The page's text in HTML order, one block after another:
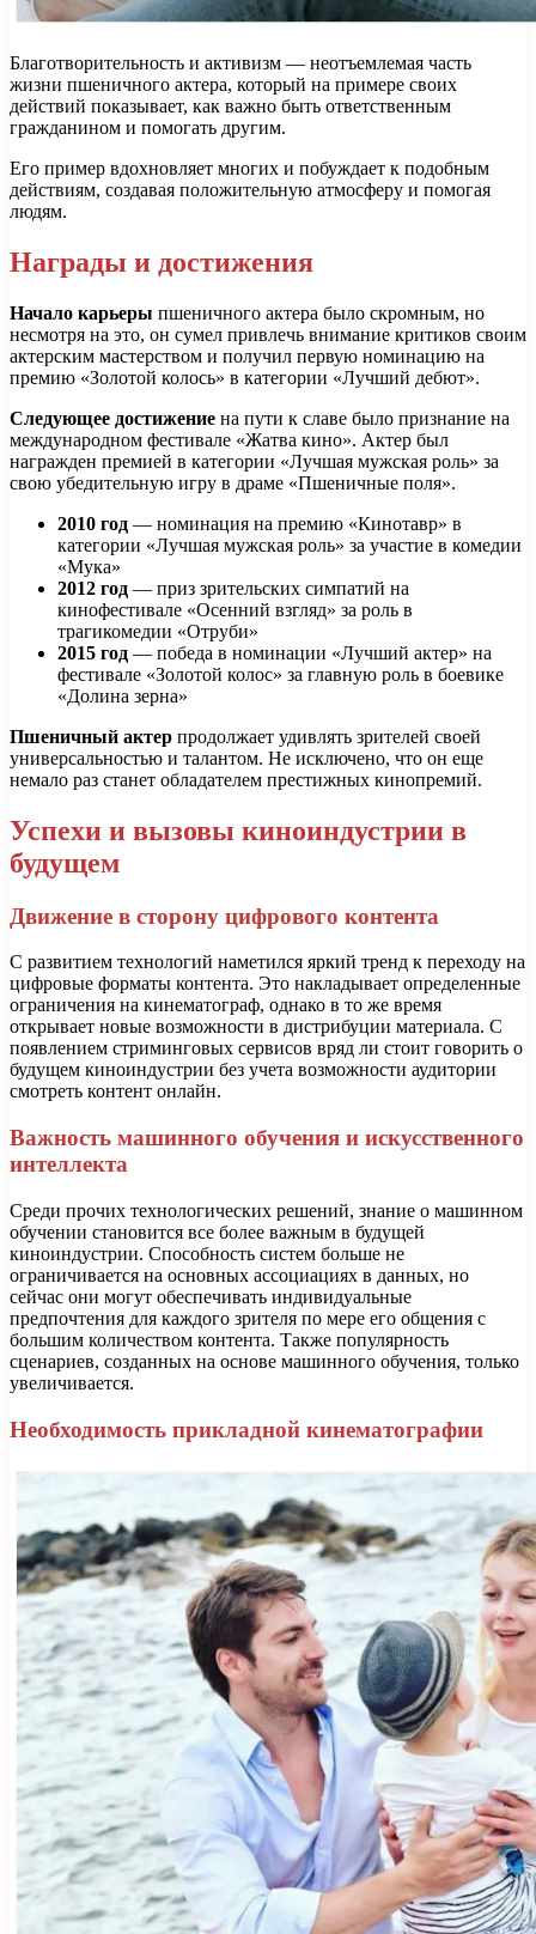
Благотворительность и активизм — неотъемлемая часть
жизни пшеничного актера, который на примере своих
действий показывает, как важно быть ответственным
гражданином и помогать другим.
Его пример вдохновляет многих и побуждает к подобным
действиям, создавая положительную атмосферу и помогая
людям.
Награды и достижения
Начало карьеры пшеничного актера было скромным, но
несмотря на это, он сумел привлечь внимание критиков своим
актерским мастерством и получил первую номинацию на
премию «Золотой колось» в категории «Лучший дебют».
Следующее достижение на пути к славе было признание на
международном фестивале «Жатва кино». Актер был
награжден премией в категории «Лучшая мужская роль» за
свою убедительную игру в драме «Пшеничные поля».
2010 год — номинация на премию «Кинотавр» в
категории «Лучшая мужская роль» за участие в комедии
«Мука»
2012 год — приз зрительских симпатий на
кинофестивале «Осенний взгляд» за роль в
трагикомедии «Отруби»
2015 год — победа в номинации «Лучший актер» на
фестивале «Золотой колос» за главную роль в боевике
«Долина зерна»
Пшеничный актер продолжает удивлять зрителей своей
универсальностью и талантом. Не исключено, что он еще
немало раз станет обладателем престижных кинопремий.
Успехи и вызовы киноиндустрии в
будущем
Движение в сторону цифрового контента
С развитием технологий наметился яркий тренд к переходу на
цифровые форматы контента. Это накладывает определенные
ограничения на кинематограф, однако в то же время
открывает новые возможности в дистрибуции материала. С
появлением стриминговых сервисов вряд ли стоит говорить о
будущем киноиндустрии без учета возможности аудитории
смотреть контент онлайн.
Важность машинного обучения и искусственного
интеллекта
Среди прочих технологических решений, знание о машинном
обучении становится все более важным в будущей
киноиндустрии. Способность систем больше не
ограничивается на основных ассоциациях в данных, но
сейчас они могут обеспечивать индивидуальные
предпочтения для каждого зрителя по мере его общения с
большим количеством контента. Также популярность
сценариев, созданных на основе машинного обучения, только
увеличивается.
Необходимость прикладной кинематографии